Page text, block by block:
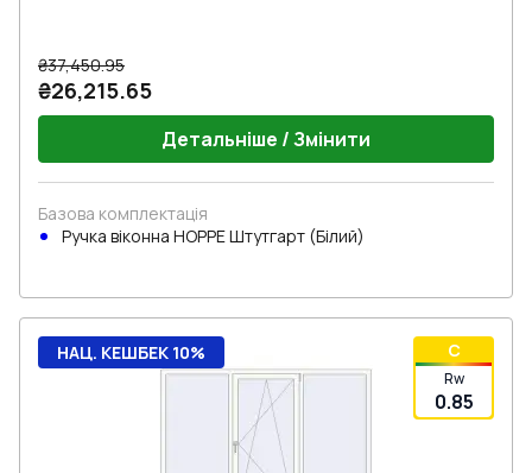
₴37,450.95
₴26,215.65
Детальніше / Змінити
Базова комплектація
Ручка віконна HOPPE Штутгарт (Білий)
C
Rw
0.85
НАЦ. КЕШБЕК 10%